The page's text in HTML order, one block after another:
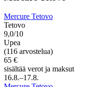
Mercure Tetovo
Tetovo
9,0/10
Upea
(116 arvostelua)
65 €
sisältää verot ja maksut
16.8.–17.8.